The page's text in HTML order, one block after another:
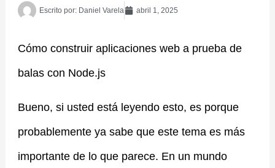
Escrito por:Daniel Varela abril 1, 2025
Cómo construir aplicaciones web a prueba de
balas con Node.js
Bueno, si usted está leyendo esto, es porque
probablemente ya sabe que este tema es más
importante de lo que parece. En un mundo